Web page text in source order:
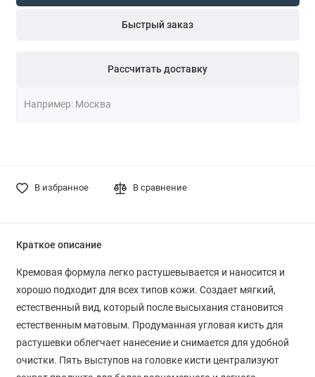
Быстрый заказ
Рассчитать доставку
В избранное В сравнение
Краткое описание
Кремовая формула легко растушевывается и наносится и
хорошо подходит для всех типов кожи. Создает мягкий,
естественный вид, который после высыхания становится
естественным матовым. Продуманная угловая кисть для
растушевки облегчает нанесение и снимается для удобной
очистки. Пять выступов на головке кисти централизуют